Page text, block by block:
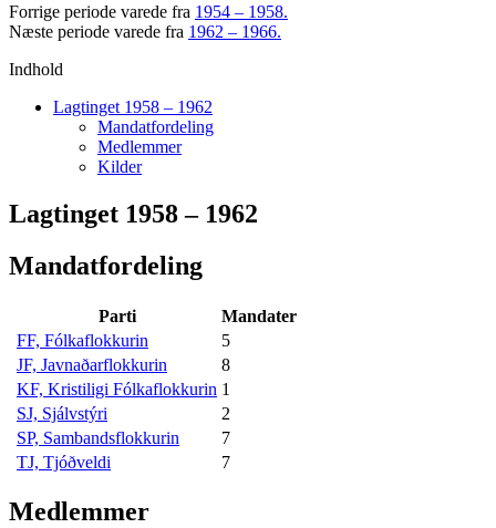
Forrige periode varede fra 1954 – 1958.
Næste periode varede fra 1962 – 1966.
Indhold
Lagtinget 1958 – 1962
Mandatfordeling
Medlemmer
Kilder
Lagtinget 1958 – 1962
Mandatfordeling
Parti
Mandater
FF, Fólkaflokkurin
5
JF, Javnaðarflokkurin
8
KF, Kristiligi Fólkaflokkurin 1
SJ, Sjálvstýri
2
SP, Sambandsflokkurin
7
TJ, Tjóðveldi
7
Medlemmer